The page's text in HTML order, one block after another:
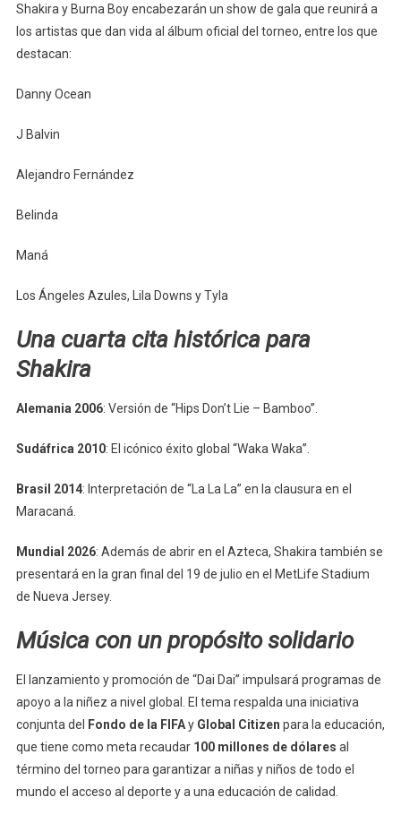
Shakira y Burna Boy encabezarán un show de gala que reunirá a
los artistas que dan vida al álbum oficial del torneo, entre los que
destacan:
Danny Ocean
J Balvin
Alejandro Fernández
Belinda
Maná
Los Ángeles Azules, Lila Downs y Tyla
Una cuarta cita histórica para
Shakira
Alemania 2006: Versión de “Hips Don’t Lie – Bamboo”.
Sudáfrica 2010: El icónico éxito global “Waka Waka”.
Brasil 2014: Interpretación de “La La La” en la clausura en el
Maracaná.
Mundial 2026: Además de abrir en el Azteca, Shakira también se
presentará en la gran final del 19 de julio en el MetLife Stadium
de Nueva Jersey.
Música con un propósito solidario
El lanzamiento y promoción de “Dai Dai” impulsará programas de
apoyo a la niñez a nivel global. El tema respalda una iniciativa
conjunta del
Fondo de la FIFAy Global Citizen para la educación,
que tiene como meta recaudar 100 millones de dólares al
término del torneo para garantizar a niñas y niños de todo el
mundo el acceso al deporte y a una educación de calidad.